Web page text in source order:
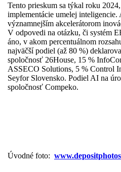
Tento prieskum sa týkal roku
implementácie umelej inteligencie.
významnejším akcelerátorom
V odpovedi na otázku, či systém
áno, v akom percentuálnom
najväčší podiel (až 80 %)
spoločnosť 26House, 15 %
ASSECO Solutions, 5 % Control
Seyfor Slovensko. Podiel AI na
spoločnosť Compeko.
Úvodné foto: